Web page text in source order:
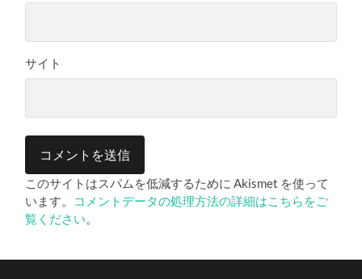
サイト
このサイトはスパムを低減するために Akismet を使って
います。 コメントデータの処理方法の詳細はこちらをご
覧ください。